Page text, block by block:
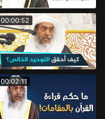
00:00:52
00:02:11